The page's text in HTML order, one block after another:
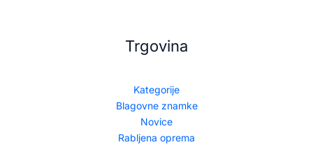
Trgovina
Kategorije
Blagovne znamke
Novice
Rabljena oprema